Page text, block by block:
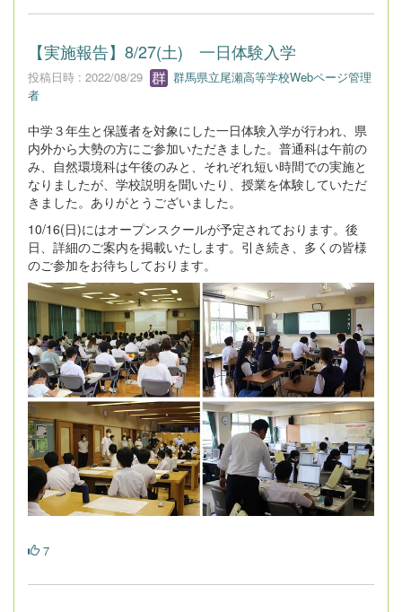
【実施報告】8/27(土) 一日体験入学
投稿日時 : 2022/08/29
群馬県立尾瀬高等学校Webページ管理
者
中学３年生と保護者を対象にした一日体験入学が行われ、県
内外から大勢の方にご参加いただきました。普通科は午前の
み、自然環境科は午後のみと、それぞれ短い時間での実施と
なりましたが、学校説明を聞いたり、授業を体験していただ
きました。ありがとうございました。
10/16(日)にはオープンスクールが予定されております。後
日、詳細のご案内を掲載いたします。引き続き、多くの皆様
のご参加をお待ちしております。
7